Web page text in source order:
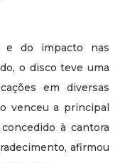
e do impacto nas
o disco teve uma
em diversas
venceu a principal
à cantora
afirmou